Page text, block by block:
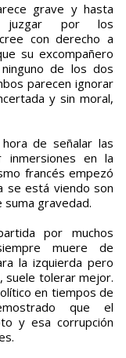
grave y hasta
juzgar por los
con derecho a
su excompañero
de los dos
parecen ignorar
y sin moral,
de señalar las
en la
francés empezó
se está viendo son
gravedad.
por muchos
muere de
la izquierda pero
suele tolerar mejor.
en tiempos de
que el
y esa corrupción